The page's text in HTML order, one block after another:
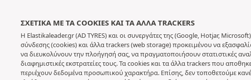
ΣΧΕΤΙΚΆ ΜΕ ΤΑ COOKIES ΚΑΙ ΤΑ ΆΛΛΑ TRACKERS
Η Elastikaleader.gr (AD TYRES) και οι συνεργάτες της (Google, Hotjar,
σύνδεσης (cookies) και άλλα trackers (web storage) προκειμένου να
να διευκολύνουν την πλοήγησή σας, να πραγματοποιήσουν στατιστικές
διαφημιστικές εκστρατείες τους. Τα cookies και τα άλλα trackers που
περιέχουν δεδομένα προσωπικού χαρακτήρα. Επίσης, δεν τοποθετούμε